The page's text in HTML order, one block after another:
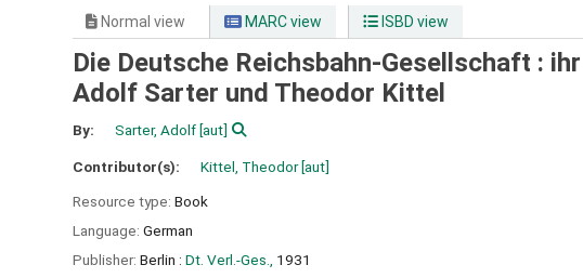
Normal view MARC view ISBD view
Die Deutsche Reichsbahn-Gesellschaft :
Adolf Sarter und Theodor Kittel
By: Sarter, Adolf[aut]
Contributor(s): Kittel, Theodor[aut]
Resource type: Book
Language: German
Publisher: Berlin : Dt. Verl.-Ges.,
1931